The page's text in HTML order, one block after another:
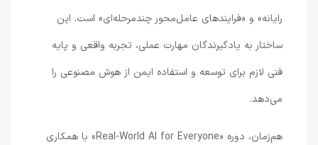
رایانه» و «فرایندهای عامل‌محور چندمرحله‌ای» است. این
ساختار به یادگیرندگان مهارت عملی، تجربه واقعی و پایه
فنی لازم برای توسعه و استفاده ایمن از هوش مصنوعی را
می‌دهد.
هم‌زمان، دوره «Real-World AI for Everyone» با همکاری